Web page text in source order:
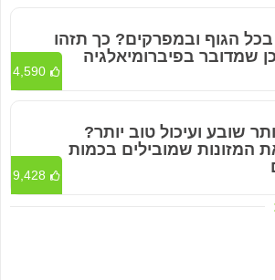
הגוף ובמפרקים? כך תזהו
שמדובר בפיברומיאלגיה
4,590
שובע ועיכול טוב יותר?
המזונות שמובילים בכמות
9,428